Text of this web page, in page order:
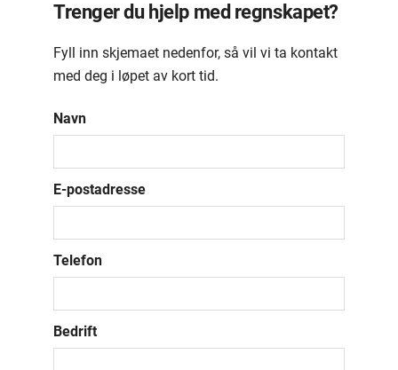
Trenger du hjelp med regnskapet?
Fyll inn skjemaet nedenfor, så vil vi ta kontakt
med deg i løpet av kort tid.
Navn
E-postadresse
Telefon
Bedrift